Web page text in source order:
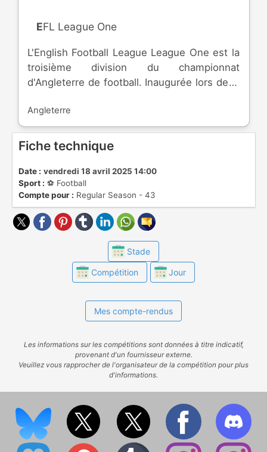
EFL League One
L'English Football League League One est la
troisième division du championnat
d'Angleterre de football. Inaugurée lors de la
fusion avec la Southern League ( fondée en
1894 ) par la Football League. Le nom de
*League One* date de 2004. Sur les 24
équipes engagées, les meilleures du
championnat sont promues en [EFL
Championship]
(https://www.ostadium.com/competition/76/efl-
championship), les dernières descendent en
EFL League Two.
Angleterre
Fiche technique
Date : vendredi 18 avril 2025 14:00
Sport : ⚽️ Football
Compte pour : Regular Season - 43
Stade
Compétition Jour
Mes compte-rendus
Les informations sur les compétitions sont données à titre indicatif,
provenant d'un fournisseur externe.
Veuillez vous rapprocher de l'organisateur de la compétition pour plus
d'informations.